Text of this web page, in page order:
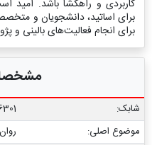
کاربردی و راهگشا باشد. امید
برای اساتید، دانشجویان و
برای انجام فعالیت‌های بالینی و
شابک:
موضوع اصلی: